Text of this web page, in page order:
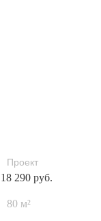
Проект
18 290 руб.
80 м²